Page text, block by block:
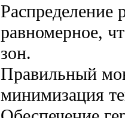
равномерное,
зон.
Правильный
минимизация